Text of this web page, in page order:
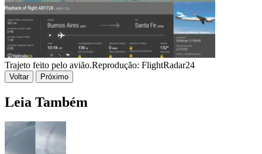
Trajeto feito pelo avião.Reprodução: FlightRadar24
Voltar Próximo
Leia Também